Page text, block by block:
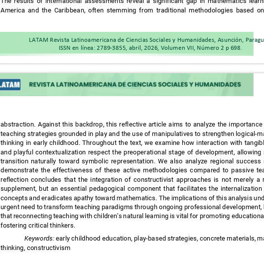
America and the Caribbean, often stemming from traditional methodologies based
LATAM Revista Latinoamericana de Ciencias Sociales y Humanidades, Asunción,
ISSN en línea: 2789-3855, abril, 2026, Volumen VII, Número 2 p 698.
abstraction. Against this backdrop, this reflective article aims to analyze the
teaching strategies grounded in play and the use of manipulatives to strengthen logical-
thinking in early childhood. Throughout the text, we examine how interaction with
and playful contextualization respect the preoperational stage of development,
transition naturally toward symbolic representation. We also analyze regional
demonstrate the effectiveness of these active methodologies compared to passive
reflection concludes that the integration of constructivist approaches is not merely a
supplement, but an essential pedagogical component that facilitates the
concepts and eradicates apathy toward mathematics. The implications of this analysis
urgent need to transform teaching paradigms through ongoing professional development,
that reconnecting teaching with children’s natural learning is vital for promoting
fostering critical thinkers.
Keywords:early childhood education, play-based strategies, concrete materials,
thinking, constructivism